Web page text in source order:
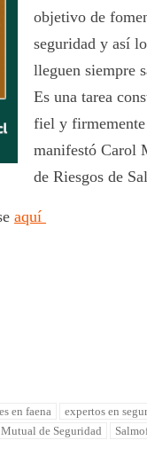
objetivo de
seguridad y así
lleguen siempre
Es una tarea
fiel y firmemente
manifestó Carol
de Riesgos de
aquí
en faena expertos en
Mutual de Seguridad